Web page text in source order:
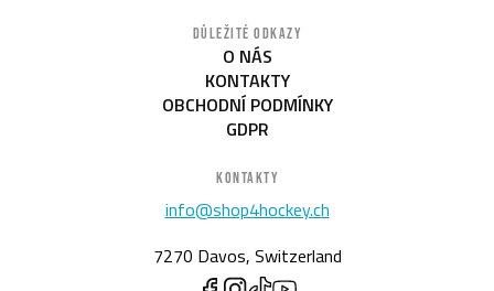
DŮLEŽITÉ ODKAZY
O NÁS
KONTAKTY
OBCHODNÍ PODMÍNKY
GDPR
KONTAKTY
info@shop4hockey.ch
7270 Davos, Switzerland